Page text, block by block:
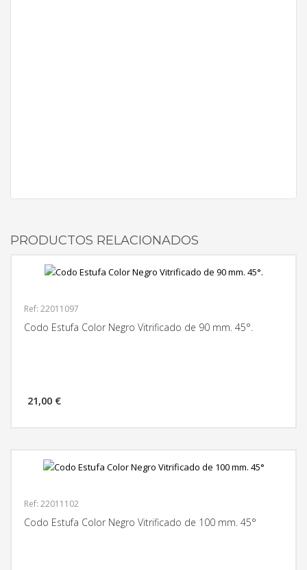
PRODUCTOS RELACIONADOS
Ref: 22011097
Codo Estufa Color Negro Vitrificado de 90 mm. 45°.
21,00 €
Ref: 22011102
Codo Estufa Color Negro Vitrificado de 100 mm. 45°